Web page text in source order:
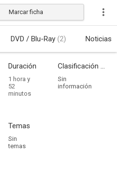
Estrenada
Marcar ficha
DVD / Blu-Ray (2) Noticias
Duración
1 hora y
52
minutos
Clasificación por edades
Sin
información
Temas
Sin
temas